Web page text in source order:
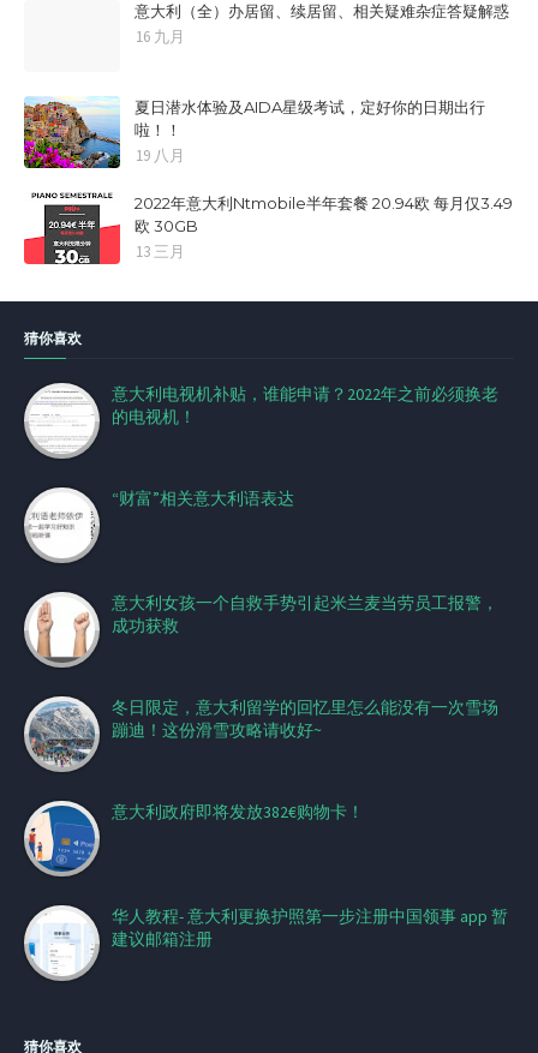
意大利（全）办居留、续居留、相关疑难杂症答疑解惑
16 九月
夏日潜水体验及AIDA星级考试，定好你的日期出行
啦！！
19 八月
2022年意大利Ntmobile半年套餐 20.94欧 每月仅3.49
欧 30GB
13 三月
猜你喜欢
意大利电视机补贴，谁能申请？2022年之前必须换老
的电视机！
“财富”相关意大利语表达
意大利女孩一个自救手势引起米兰麦当劳员工报警，
成功获救
冬日限定，意大利留学的回忆里怎么能没有一次雪场
蹦迪！这份滑雪攻略请收好~
意大利政府即将发放382€购物卡！
华人教程- 意大利更换护照第一步注册中国领事 app 暂
建议邮箱注册
猜你喜欢